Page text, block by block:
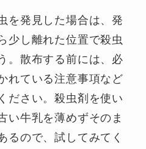
を発見した場合は、発
少し離れた位置で殺虫
。散布する前には、必
れている注意事項など
ださい。殺虫剤を使い
い牛乳を薄めずそのま
るので、試してみてく